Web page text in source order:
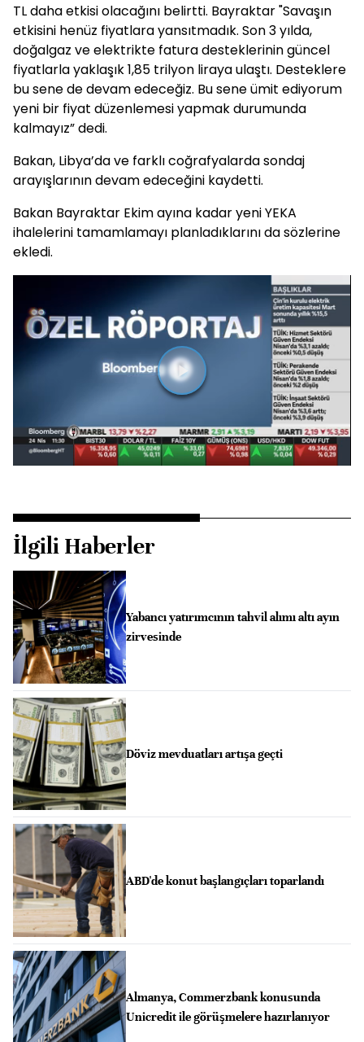
TL daha etkisi olacağını belirtti. Bayraktar "Savaşın
etkisini henüz fiyatlara yansıtmadık. Son 3 yılda,
doğalgaz ve elektrikte fatura desteklerinin güncel
fiyatlarla yaklaşık 1,85 trilyon liraya ulaştı. Desteklere
bu sene de devam edeceğiz. Bu sene ümit ediyorum
yeni bir fiyat düzenlemesi yapmak durumunda
kalmayız” dedi.
Bakan, Libya’da ve farklı coğrafyalarda sondaj
arayışlarının devam edeceğini kaydetti.
Bakan Bayraktar Ekim ayına kadar yeni YEKA
ihalelerini tamamlamayı planladıklarını da sözlerine
ekledi.
Videoyu
İlgili Haberler
Yabancı yatırımcının tahvil alımı altı ayın
zirvesinde
Döviz mevduatları artışa geçti
ABD'de konut başlangıçları toparlandı
Almanya, Commerzbank konusunda
Unicredit ile görüşmelere hazırlanıyor